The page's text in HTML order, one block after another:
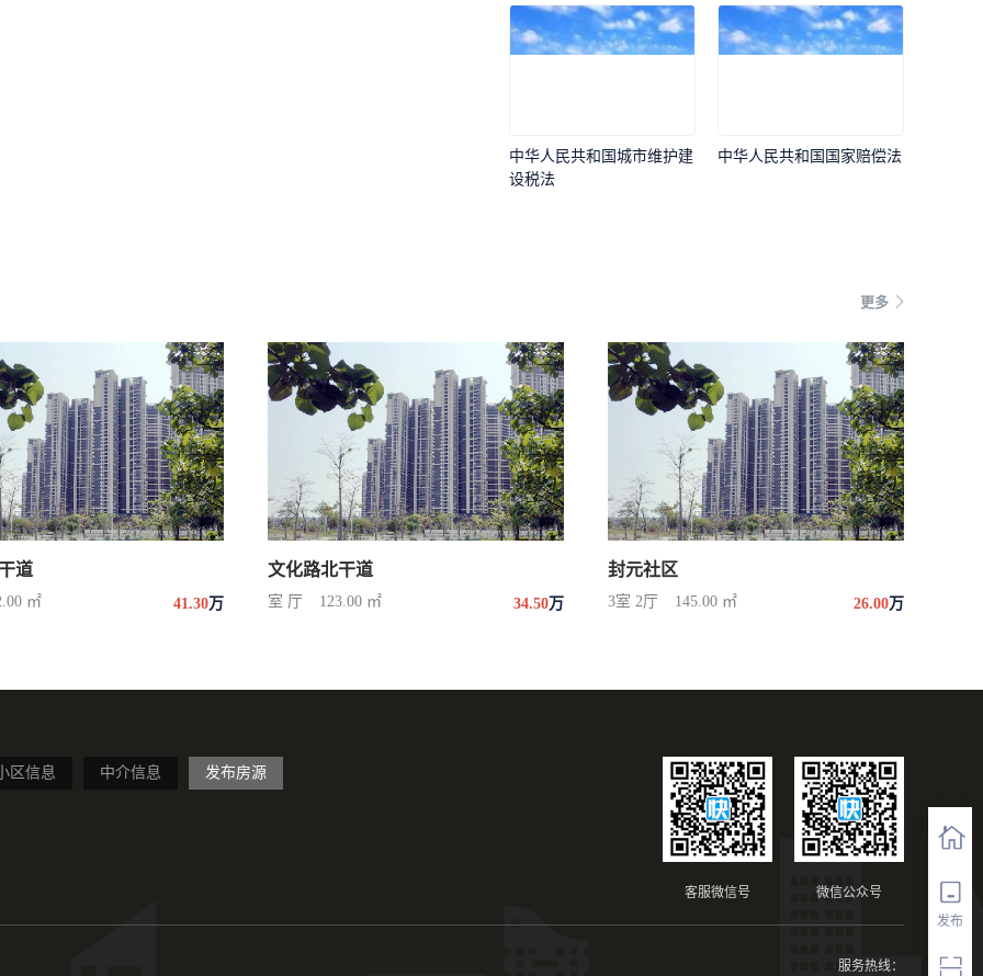
发布
中华人民共和国城市维护建
设税法
中华人民共和国国家赔偿法
更多
道
㎡ 41.30万
文化路北干道
室 厅 123.00 ㎡ 34.50万
封元社区
3室 2厅 145.00 ㎡ 26.00万
区信息 中介信息 发布房源
微信公众号
客服微信号
服务热线：